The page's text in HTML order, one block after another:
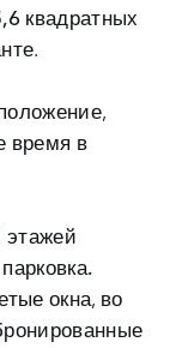
квадратных
время в
этажей
окна, во